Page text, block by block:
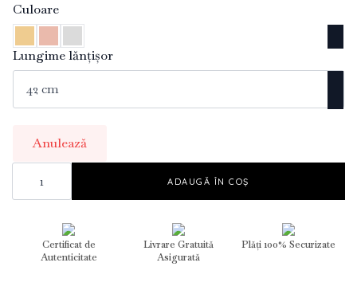
Culoare
Lungime lănțișor
Anulează
Cantitate
Lariat ADAUGĂ ÎN COȘ
Certificat de
Autenticitate
Livrare Gratuită
Asigurată
Plăți 100% Securizate